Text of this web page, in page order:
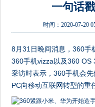
一句话
时间：2020-07-20
8月31日晚间消息，360手
360手机vizza以及360 OS
采访时表示，360手机会
PC向移动互联网转型的重